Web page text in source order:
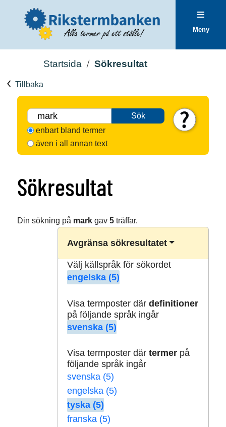
Meny
Startsida Sökresultat
Tillbaka
Sök
enbart bland termer
även i all annan text
Sökresultat
Din sökning på markgav 5träffar.
Avgränsa sökresultatet
Välj källspråk för sökordet
engelska (5)
Visa termposter där definitioner
på följande språk ingår
svenska (5)
Visa termposter där termerpå
följande språk ingår
svenska (5)
engelska (5)
tyska (5)
franska (5)